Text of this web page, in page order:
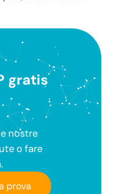
gratis
nostre
o fare
prova